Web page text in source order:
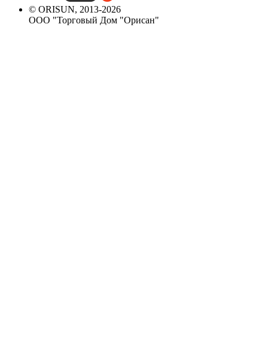
© ORISUN, 2013-2026
ООО "Торговый Дом "Орисан"